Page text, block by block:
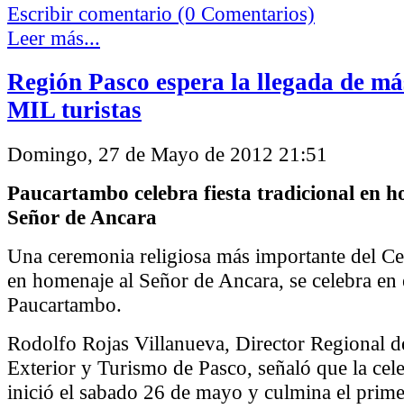
Escribir comentario (0 Comentarios)
Leer más...
Región Pasco espera la llegada de
MIL turistas
Domingo, 27 de Mayo de 2012 21:51
Paucartambo celebra fiesta tradicional en
Señor de Ancara
Una ceremonia religiosa más importante del
en homenaje al Señor de Ancara, se celebra
Paucartambo.
Rodolfo Rojas Villanueva, Director Regional
Exterior y Turismo de Pasco, señaló que la
inició el sabado 26 de mayo y culmina el